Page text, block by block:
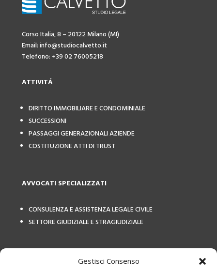
Gestisci Consenso
Corso Italia, 8 – 20122 Milano (MI)
Email: info@studiocalvetto.it
Telefono: +39 02 76005218
ATTIVITÁ
DIRITTO IMMOBILIARE E CONDOMINIALE
SUCCESSIONI
PASSAGGI GENERAZIONALI AZIENDE
COSTITUZIONE ATTI DI TRUST
AVVOCATI SPECIALIZZATI
CONSULENZA E ASSISTENZA LEGALE CIVILE
SETTORE GIUDIZIALE E STRAGIUDIZIALE
COLLEGAMENTI ESTERNI